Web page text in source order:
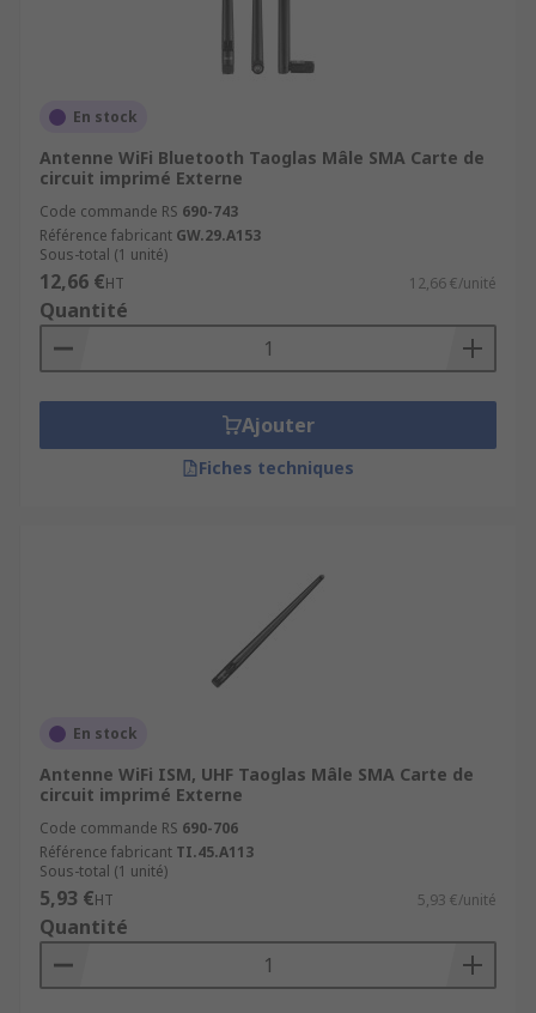
En stock
Antenne WiFi Bluetooth Taoglas Mâle SMA Carte de
circuit imprimé Externe
Code commande RS 690-743
Référence fabricant GW.29.A153
Sous-total (1 unité)
12,66 €HT 12,66 €/unité
Quantité
Ajouter
Fiches techniques
En stock
Antenne WiFi ISM, UHF Taoglas Mâle SMA Carte de
circuit imprimé Externe
Code commande RS 690-706
Référence fabricant TI.45.A113
Sous-total (1 unité)
5,93 €HT 5,93 €/unité
Quantité